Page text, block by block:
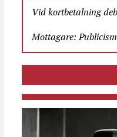
Vid kortbetalning
Mottagare: